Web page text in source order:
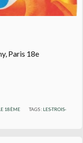
Paris 18e
18ÈME TAGS : LES-TROIS-